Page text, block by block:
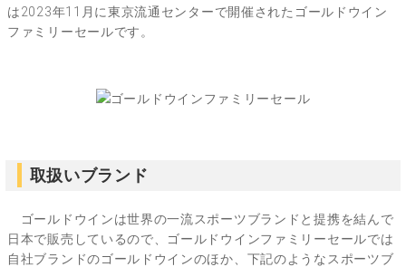
は2023年11月に東京流通センターで開催されたゴールドウイン
ファミリーセールです。
取扱いブランド
ゴールドウインは世界の一流スポーツブランドと提携を結んで
日本で販売しているので、ゴールドウインファミリーセールでは
自社ブランドのゴールドウインのほか、下記のようなスポーツブ